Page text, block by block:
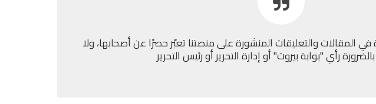
في المقالات والتعليقات المنشورة على منصتنا تعبّر حصرًا عن أصحابها، ولا
رأي "بوابة بيروت" أو إدارة التحرير أو رئيس التحرير